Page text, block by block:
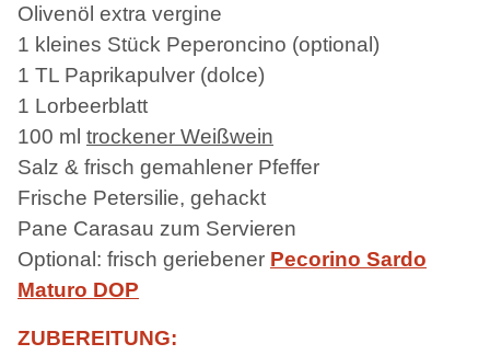
Olivenöl extra vergine
1 kleines Stück Peperoncino (optional)
1 TL Paprikapulver (dolce)
1 Lorbeerblatt
100 ml trockener Weißwein
Salz & frisch gemahlener Pfeffer
Frische Petersilie, gehackt
Pane Carasau zum Servieren
Optional: frisch geriebener Pecorino Sardo
Maturo DOP
ZUBEREITUNG: